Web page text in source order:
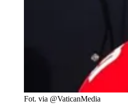
Fot. via @VaticanMedia